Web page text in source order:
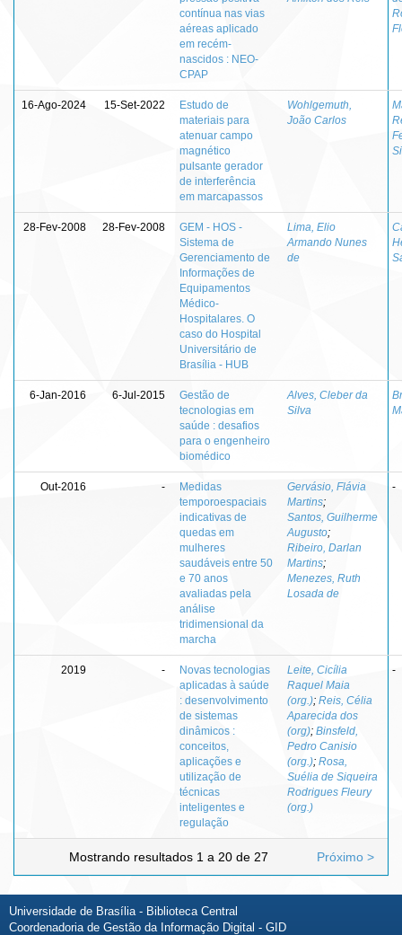
contínua nas vias
aéreas aplicado
em recém-
nascidos : NEO-
CPAP
16-Ago-2024 15-Set-2022
Estudo de
materiais para
atenuar campo
magnético
pulsante gerador
de interferência
em marcapassos
Wohlgemuth,
João Carlos
28-Fev-2008 28-Fev-2008
GEM - HOS -
Sistema de
Gerenciamento de
Informações de
Equipamentos
Médico-
Hospitalares. O
caso do Hospital
Universitário de
Brasília - HUB
Lima, Elio
Armando Nunes
de
6-Jan-2016 6-Jul-2015
Gestão de
tecnologias em
saúde : desafios
para o engenheiro
biomédico
Alves, Cleber da
Silva
Out-2016 -
Medidas
temporoespaciais
indicativas de
quedas em
mulheres
saudáveis entre 50
e 70 anos
avaliadas pela
análise
tridimensional da
marcha
Gervásio, Flávia
Martins;
Santos, Guilherme
Augusto;
Ribeiro, Darlan
Martins;
Menezes, Ruth
Losada de
-
2019 -
Novas tecnologias
aplicadas à saúde
: desenvolvimento
de sistemas
dinâmicos :
conceitos,
aplicações e
utilização de
técnicas
inteligentes e
regulação
Leite, Cicília
Raquel Maia
(org.); Reis, Célia
Aparecida dos
(org); Binsfeld,
Pedro Canisio
(org.); Rosa,
Suélia de Siqueira
Rodrigues Fleury
(org.)
-
Mostrando resultados 1 a 20 de 27 Próximo >
Universidade de Brasília - Biblioteca Central
Coordenadoria de Gestão da Informação Digital - GID